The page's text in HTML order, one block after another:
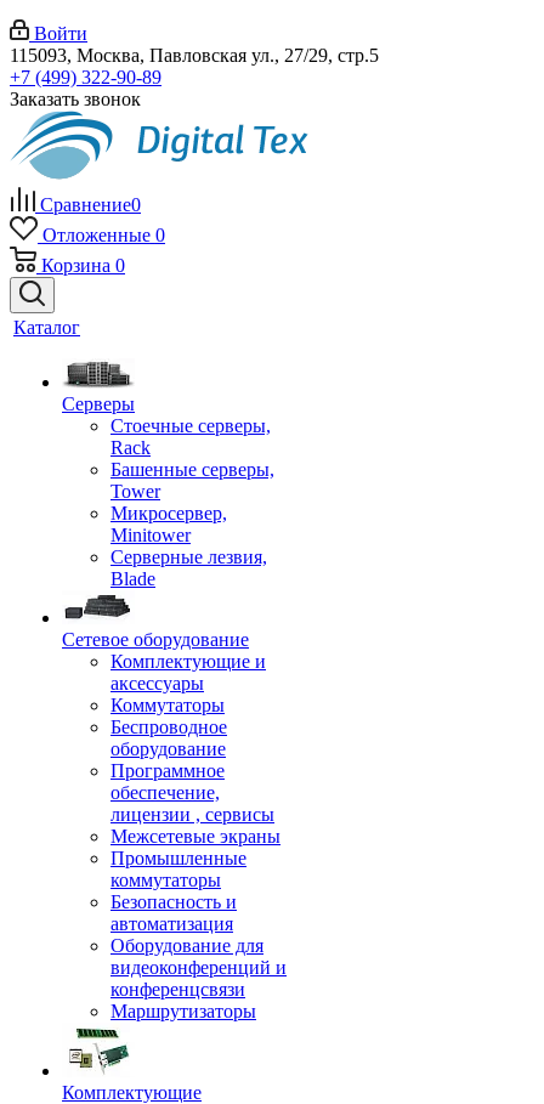
Войти
115093, Москва, Павловская ул., 27/29, стр.5
+7 (499) 322-90-89
Заказать звонок
Сравнение0
Отложенные 0
Корзина 0
Каталог
Серверы
Стоечные серверы,
Rack
Башенные серверы,
Tower
Микросервер,
Minitower
Серверные лезвия,
Blade
Сетевое оборудование
Комплектующие и
аксессуары
Коммутаторы
Беспроводное
оборудование
Программное
обеспечение,
лицензии , сервисы
Межсетевые экраны
Промышленные
коммутаторы
Безопасность и
автоматизация
Оборудование для
видеоконференций и
конференцсвязи
Маршрутизаторы
Комплектующие